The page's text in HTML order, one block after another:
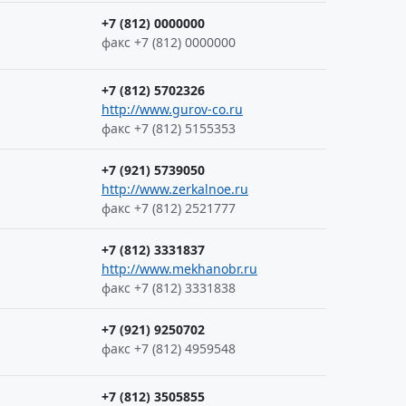
+7 (812) 0000000
факс +7 (812) 0000000
+7 (812) 5702326
http://www.gurov-co.ru
факс +7 (812) 5155353
+7 (921) 5739050
http://www.zerkalnoe.ru
факс +7 (812) 2521777
+7 (812) 3331837
http://www.mekhanobr.ru
факс +7 (812) 3331838
+7 (921) 9250702
факс +7 (812) 4959548
+7 (812) 3505855